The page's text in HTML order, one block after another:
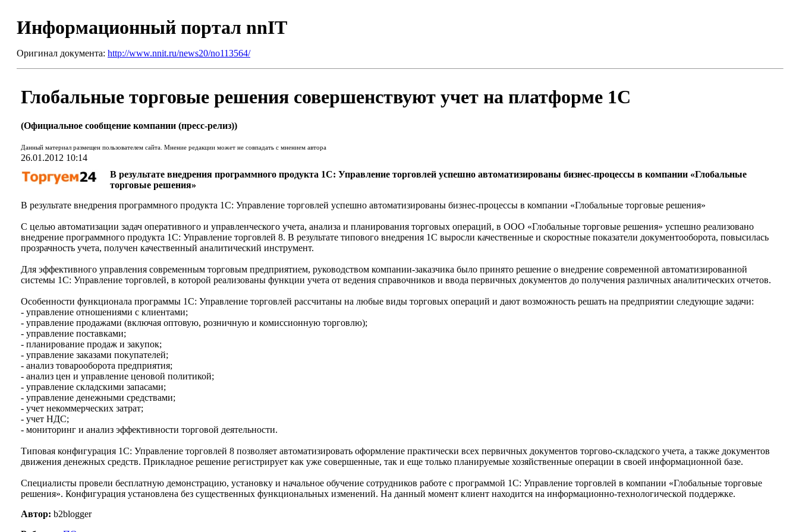
Информационный портал nnIT
Оригинал документа: http://www.nnit.ru/news20/no113564/
Глобальные торговые решения совершенствуют учет на платформе 1С
(Официальное сообщение компании (пресс-релиз))
Данный материал размещен пользователем сайта. Мнение редакции может не совпадать с мнением автора
26.01.2012 10:14
В результате внедрения программного продукта 1С: Управление торговлей успешно автоматизированы бизнес-процессы в компании «Глобальные
торговые решения»
В результате внедрения программного продукта 1С: Управление торговлей успешно автоматизированы бизнес-процессы в компании «Глобальные торговые решения»
С целью автоматизации задач оперативного и управленческого учета, анализа и планирования торговых операций, в ООО «Глобальные торговые решения» успешно реализовано
внедрение программного продукта 1С: Управление торговлей 8. В результате типового внедрения 1С выросли качественные и скоростные показатели документооборота, повысилась
прозрачность учета, получен качественный аналитический инструмент.
Для эффективного управления современным торговым предприятием, руководством компании-заказчика было принято решение о внедрение современной автоматизированной
системы 1С: Управление торговлей, в которой реализованы функции учета от ведения справочников и ввода первичных документов до получения различных аналитических отчетов.
Особенности функционала программы 1С: Управление торговлей рассчитаны на любые виды торговых операций и дают возможность решать на предприятии следующие задачи:
- управление отношениями с клиентами;
- управление продажами (включая оптовую, розничную и комиссионную торговлю);
- управление поставками;
- планирование продаж и закупок;
- управление заказами покупателей;
- анализ товарооборота предприятия;
- анализ цен и управление ценовой политикой;
- управление складскими запасами;
- управление денежными средствами;
- учет некоммерческих затрат;
- учет НДС;
- мониторинг и анализ эффективности торговой деятельности.
Типовая конфигурация 1С: Управление торговлей 8 позволяет автоматизировать оформление практически всех первичных документов торгово-складского учета, а также документов
движения денежных средств. Прикладное решение регистрирует как уже совершенные, так и еще только планируемые хозяйственные операции в своей информационной базе.
Специалисты провели бесплатную демонстрацию, установку и начальное обучение сотрудников работе с программой 1С: Управление торговлей в компании «Глобальные торговые
решения». Конфигурация установлена без существенных функциональных изменений. На данный момент клиент находится на информационно-технологической поддержке.
Автор: b2blogger